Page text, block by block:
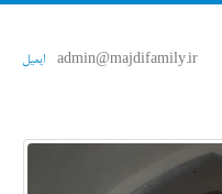
admin@majdifamily.ir ایمیل